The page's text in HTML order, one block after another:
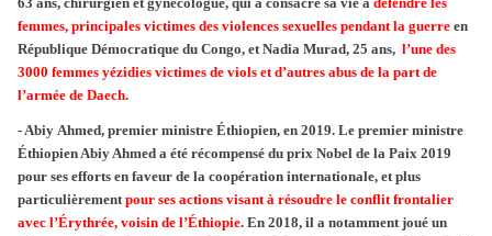
femmes, principales victimes des violences sexuelles pendant la guerre en
République Démocratique du Congo, et Nadia Murad, 25 ans, l’une des
3000 femmes yézidies victimes de viols et d’autres abus de la part de
l’armée de Daech.
- Abiy Ahmed, premier ministre Éthiopien, en 2019. Le premier ministre
Éthiopien Abiy Ahmed a été récompensé du prix Nobel de la Paix 2019
pour ses efforts en faveur de la coopération internationale, et plus
particulièrementpour ses actions visant à résoudre le conflit frontalier
avec l’Érythrée, voisin de l’Éthiopie. En 2018, il a notamment joué un